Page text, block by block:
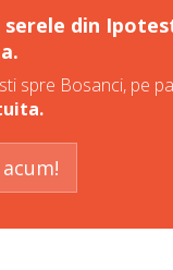
din
spre Bosanci, pe